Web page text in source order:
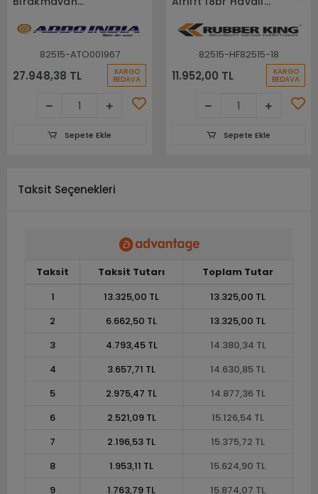
Forklift Lastiği
82515-ATO001967
27.948,38 TL KARGO
BEDAVA
Sepete Ekle
82515-HF82515-18
11.952,00 TL KARGO
BEDAVA
Sepete Ekle
Taksit Seçenekleri
Taksit Taksit Tutarı
Toplam Tutar
1
13.325,00 TL
13.325,00 TL
2
6.662,50 TL
13.325,00 TL
3
4.793,45 TL
14.380,34 TL
4
3.657,71 TL
14.630,85 TL
5
2.975,47 TL
14.877,36 TL
6
2.521,09 TL
15.126,54 TL
7
2.196,53 TL
15.375,72 TL
8
1.953,11 TL
15.624,90 TL
9
1.763,79 TL
15.874,07 TL